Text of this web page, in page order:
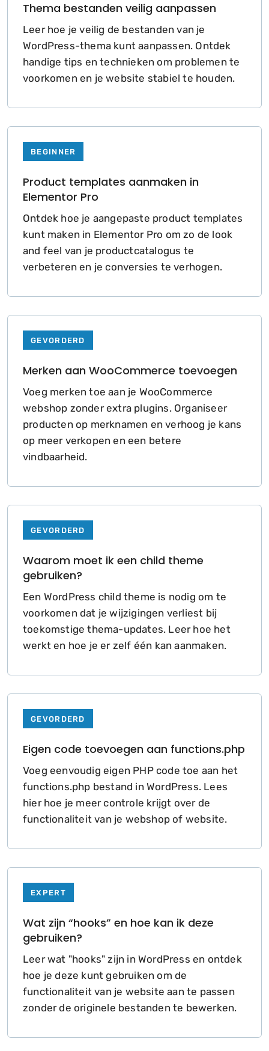
Thema bestanden veilig aanpassen
Leer hoe je veilig de bestanden van je
WordPress-thema kunt aanpassen. Ontdek
handige tips en technieken om problemen te
voorkomen en je website stabiel te houden.
BEGINNER
Product templates aanmaken in
Elementor Pro
Ontdek hoe je aangepaste product templates
kunt maken in Elementor Pro om zo de look
and feel van je productcatalogus te
verbeteren en je conversies te verhogen.
GEVORDERD
Merken aan WooCommerce toevoegen
Voeg merken toe aan je WooCommerce
webshop zonder extra plugins. Organiseer
producten op merknamen en verhoog je kans
op meer verkopen en een betere
vindbaarheid.
GEVORDERD
Waarom moet ik een child theme
gebruiken?
Een WordPress child theme is nodig om te
voorkomen dat je wijzigingen verliest bij
toekomstige thema-updates. Leer hoe het
werkt en hoe je er zelf één kan aanmaken.
GEVORDERD
Eigen code toevoegen aan functions.php
Voeg eenvoudig eigen PHP code toe aan het
functions.php bestand in WordPress. Lees
hier hoe je meer controle krijgt over de
functionaliteit van je webshop of website.
EXPERT
Wat zijn “hooks” en hoe kan ik deze
gebruiken?
Leer wat "hooks" zijn in WordPress en ontdek
hoe je deze kunt gebruiken om de
functionaliteit van je website aan te passen
zonder de originele bestanden te bewerken.